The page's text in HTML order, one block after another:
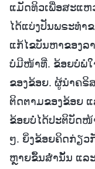
ແມັດທິວເພື່ອສະແຫ
ໄດ້ແບ່ງປັນພຣະທຳ
ແກ້ໄຂບັນຫາຂອງລ
ບໍ່ມີໜ້າທີ່. ຂ້ອຍບໍ່ພໍ
ຂອງຂ້ອຍ. ຜູ້ນຳຄຣິ
ຕິດຕາມຂອງຂ້ອຍ
ຂ້ອຍບໍ່ໄດ້ປະຕິບັດໜ້
ໆ. ຍິ່ງຂ້ອຍຄິດກ່ຽວ
ຫຼາຍຂຶ້້ນສ່ຳນັ້ນ ແລ